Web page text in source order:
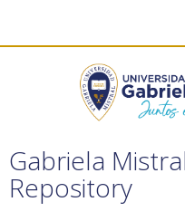
Gabriela
Repository